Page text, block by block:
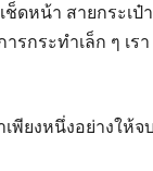
ดหน้า สายกระเป๋า
กระทำเล็ก ๆ เรา
พียงหนึ่งอย่างให้จ